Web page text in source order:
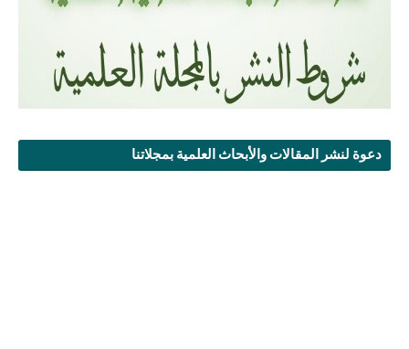
دعوة لنشر المقالات والأبحاث العلمية بمجلاتنا